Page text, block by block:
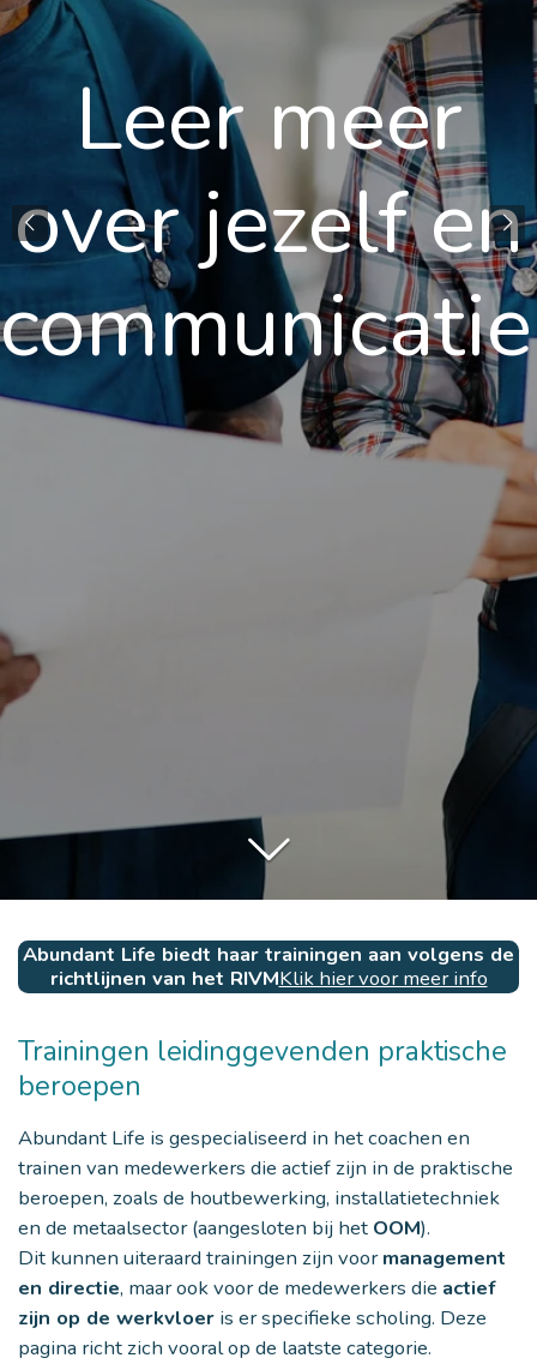
Leer meer
over jezelf en
Abundant Life biedt haar trainingen aan volgens de
richtlijnen van het RIVMKlik hier voor meer info
Trainingen leidinggevenden praktische
beroepen
Abundant Life is gespecialiseerd in het coachen en
trainen van medewerkers die actief zijn in de praktische
beroepen, zoals de houtbewerking, installatietechniek
en de metaalsector (aangesloten bij het OOM).
Dit kunnen uiteraard trainingen zijn voormanagement
en directie, maar ook voor de medewerkers die actief
zijn op de werkvloer is er specifieke scholing. Deze
pagina richt zich vooral op de laatste categorie.